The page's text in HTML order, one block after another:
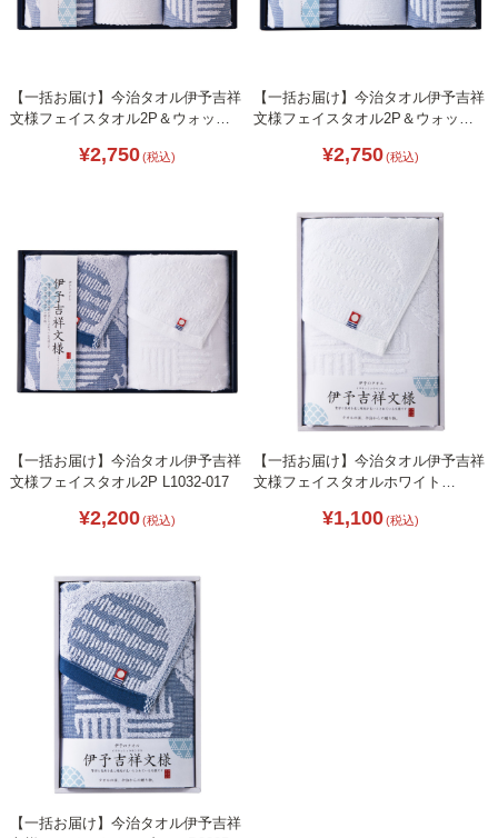
【一括お届け】今治タオル伊予吉祥
文様フェイスタオル2P＆ウォッシ
¥2,750(税込)
【一括お届け】今治タオル伊予吉祥
文様フェイスタオル2P＆ウォッシ
¥2,750(税込)
【一括お届け】今治タオル伊予吉祥
文様フェイスタオル2P L1032-017
¥2,200(税込)
【一括お届け】今治タオル伊予吉祥
文様フェイスタオルホワイト
¥1,100(税込)
【一括お届け】今治タオル伊予吉祥